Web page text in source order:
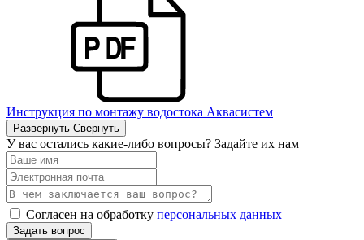
Инструкция по монтажу водостока Аквасистем
Развернуть Свернуть
У вас остались какие-либо вопросы? Задайте их нам
Согласен на обработку персональных данных
Задать вопрос